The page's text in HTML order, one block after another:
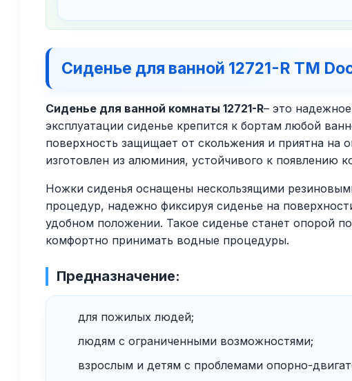
Сиденье для ванной 12721-R ТМ
Сиденье для ванной комнаты 12721-R– это
эксплуатации сиденье крепится к бортам любой
поверхность защищает от скольжения и приятна на
изготовлен из алюминия, устойчивого к появлению
Ножки сиденья оснащены нескользящими
процедур, надежно фиксируя сиденье на
удобном положении. Такое сиденье станет опорой
комфортно принимать водные процедуры.
Предназначение:
для пожилых людей;
людям с ограниченными возможностями;
взрослым и детям с проблемами опорно-